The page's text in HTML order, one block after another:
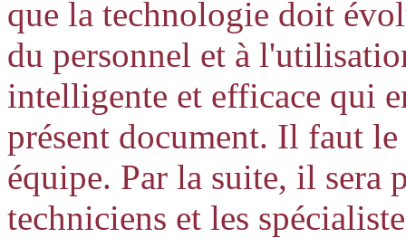
que la technologie doit
du personnel et à
intelligente et efficace qui
présent document. Il faut
équipe. Par la suite, il sera
techniciens et les